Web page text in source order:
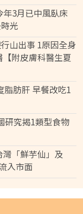
3月已中風臥床
光
山出事 1原因全身
附皮膚科醫生夏
脂肪肝 早餐改吃1
研究揭1類型食物
「鮮芋仙」及
入市面